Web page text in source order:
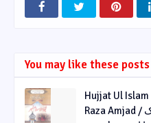
You may like these posts
Hujjat Ul Islam
Raza Amjad / حجۃ سلام نمبر سہ ماہی رضا بک